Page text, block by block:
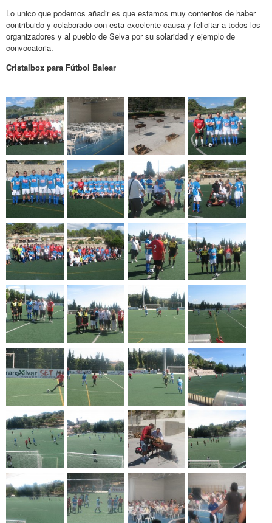
Lo unico que podemos añadir es que estamos muy contentos de haber
contribuido y colaborado con esta excelente causa y felicitar a todos los
organizadores y al pueblo de Selva por su solaridad y ejemplo de
convocatoria.
Cristalbox para Fútbol Balear